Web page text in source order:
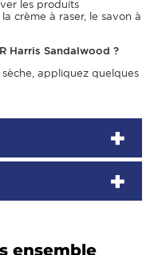
les produits
crème à raser, le savon à
Harris Sandalwood ?
appliquez quelques
ensemble